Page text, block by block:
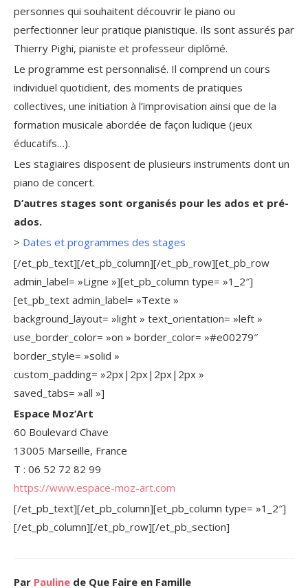
personnes qui souhaitent découvrir le piano ou
perfectionner leur pratique pianistique. Ils sont assurés par
Thierry Pighi, pianiste et professeur diplômé.
Le programme est personnalisé. Il comprend un cours
individuel quotidient, des moments de pratiques
collectives, une initiation à l’improvisation ainsi que de la
formation musicale abordée de façon ludique (jeux
éducatifs…).
Les stagiaires disposent de plusieurs instruments dont un
piano de concert.
D’autres stages sont organisés pour les ados et pré-
ados.
> Dates et programmes des stages
[/et_pb_text][/et_pb_column][/et_pb_row][et_pb_row
admin_label= »Ligne »][et_pb_column type= »1_2″]
[et_pb_text admin_label= »Texte »
background_layout= »light » text_orientation= »left »
use_border_color= »on » border_color= »#e00279″
border_style= »solid »
custom_padding= »2px|2px|2px|2px »
saved_tabs= »all »]
Espace Moz’Art
60 Boulevard Chave
13005 Marseille, France
T : 06 52 72 82 99
https://www.espace-moz-art.com
[/et_pb_text][/et_pb_column][et_pb_column type= »1_2″]
[/et_pb_column][/et_pb_row][/et_pb_section]
Par Pauline de Que Faire en Famille